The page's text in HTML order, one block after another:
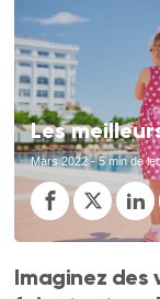
Les
Mars 2022- 5 min de
Imaginez des